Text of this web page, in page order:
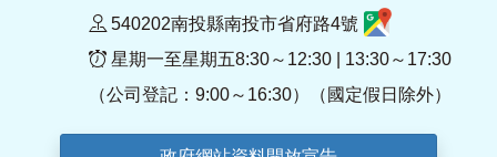
540202南投縣南投市省府路4號
星期一至星期五8:30～12:30 | 13:30～17:30
（公司登記：9:00～16:30）（國定假日除外）